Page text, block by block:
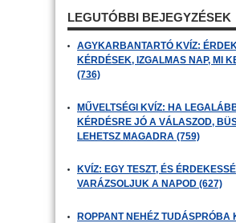
LEGUTÓBBI BEJEGYZÉSEK
AGYKARBANTARTÓ KVÍZ:
KÉRDÉSEK, IZGALMAS NAP, MI
(736)
MŰVELTSÉGI KVÍZ: HA
KÉRDÉSRE JÓ A VÁLASZOD,
LEHETSZ MAGADRA (759)
KVÍZ: EGY TESZT, ÉS ÉRDEKESSÉ
VARÁZSOLJUK A NAPOD (627)
ROPPANT NEHÉZ TUDÁSPRÓBA